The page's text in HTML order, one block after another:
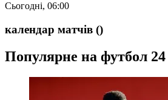
Сьогодні, 06:00
календар матчів ()
Популярне на футбол 24